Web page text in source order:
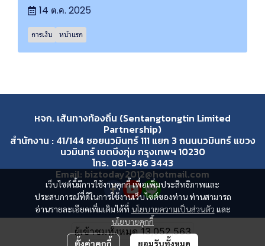
14 ต.ค. 2025
การเงิน หน้าแรก
เว็บไซต์นี้มีการใช้งานคุกกี้ เพื่อเพิ่มประสิทธิภาพและ
ประสบการณ์ที่ดีในการใช้งานเว็บไซต์ของท่าน ท่านสามารถ
อ่านรายละเอียดเพิ่มเติมได้ที่ นโยบายความเป็นส่วนตัว และ
นโยบายคุกกี้
ตั้งค่าคุกกี้ ยอมรับทั้งหมด
หจก. เส้นทางท้องถิ่น (Sentangtongtin Limited
Partnership)
สำนักงาน : 41/144 ซอยนวมินทร์ 111 แยก 3 ถนนนวมินทร์ แขวง
นวมินทร์ เขตบึงกุ่ม กรุงเทพฯ 10230
โทร. 081-346 3443
Email: biztoday2012@hotmail.com
ผู้เข้าชมวันนี้1,425